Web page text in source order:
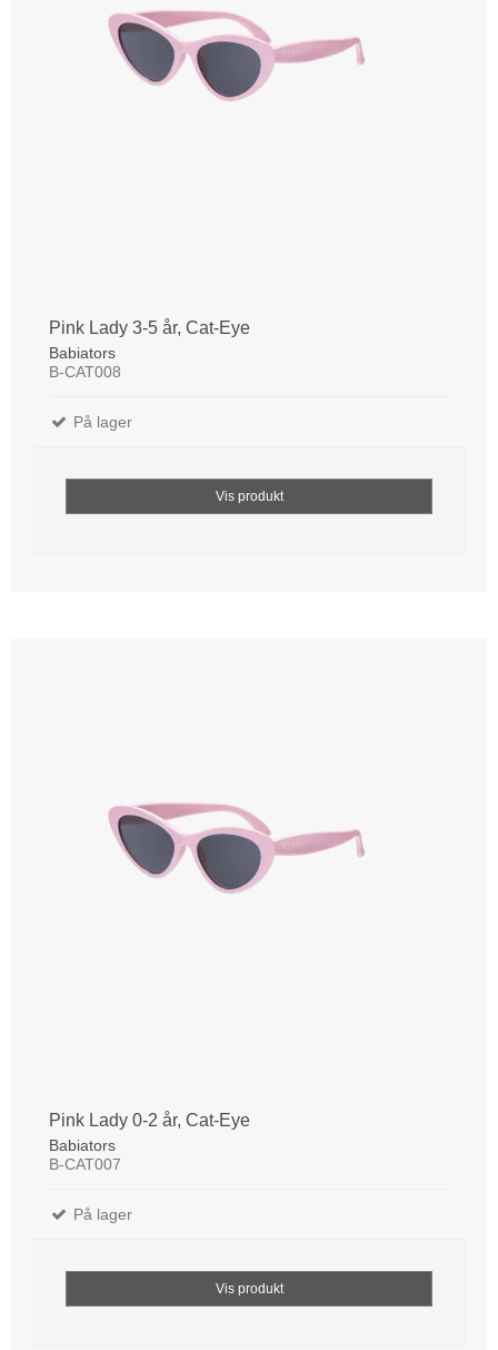
Pink Lady 3-5 år, Cat-Eye
Babiators
B-CAT008
På lager
Vis produkt
Pink Lady 0-2 år, Cat-Eye
Babiators
B-CAT007
På lager
Vis produkt